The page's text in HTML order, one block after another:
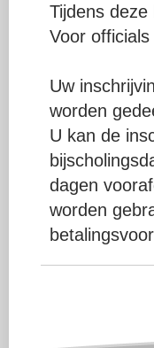
Tijdens
Voor
Uw
worden
U kan de
dagen
worden